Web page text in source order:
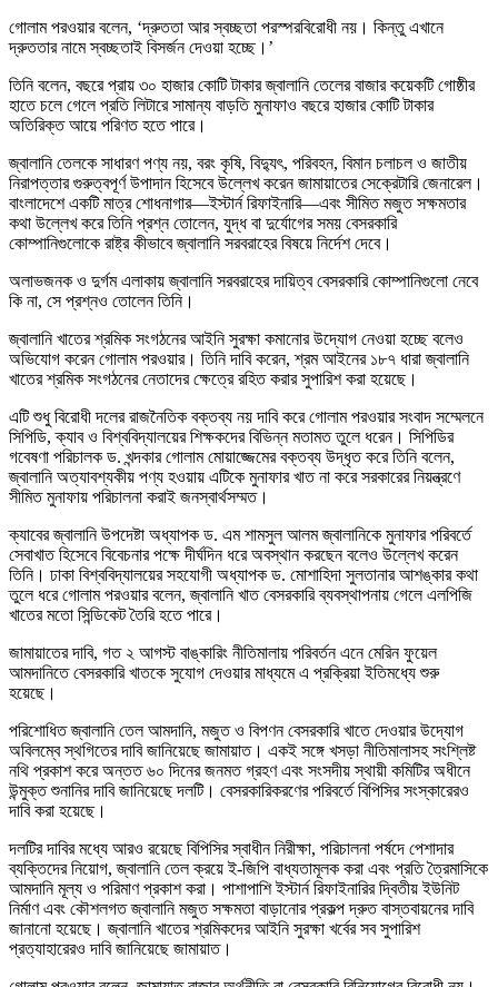
গোলাম পরওয়ার বলেন, ‘দ্রুততা আর স্বচ্ছতা পরস্পরবিরোধী নয়। কিন্তু এখানে
দ্রুততার নামে স্বচ্ছতাই বিসর্জন দেওয়া হচ্ছে।’
তিনি বলেন, বছরে প্রায় ৩০ হাজার কোটি টাকার জ্বালানি তেলের বাজার কয়েকটি গোষ্ঠীর
হাতে চলে গেলে প্রতি লিটারে সামান্য বাড়তি মুনাফাও বছরে হাজার কোটি টাকার
অতিরিক্ত আয়ে পরিণত হতে পারে।
জ্বালানি তেলকে সাধারণ পণ্য নয়, বরং কৃষি, বিদ্যুৎ, পরিবহন, বিমান চলাচল ও জাতীয়
নিরাপত্তার গুরুত্বপূর্ণ উপাদান হিসেবে উল্লেখ করেন জামায়াতের সেক্রেটারি জেনারেল।
বাংলাদেশে একটি মাত্র শোধনাগার—ইস্টার্ন রিফাইনারি—এবং সীমিত মজুত সক্ষমতার
কথা উল্লেখ করে তিনি প্রশ্ন তোলেন, যুদ্ধ বা দুর্যোগের সময় বেসরকারি
কোম্পানিগুলোকে রাষ্ট্র কীভাবে জ্বালানি সরবরাহের বিষয়ে নির্দেশ দেবে।
অলাভজনক ও দুর্গম এলাকায় জ্বালানি সরবরাহের দায়িত্ব বেসরকারি কোম্পানিগুলো নেবে
কি না, সে প্রশ্নও তোলেন তিনি।
জ্বালানি খাতের শ্রমিক সংগঠনের আইনি সুরক্ষা কমানোর উদ্যোগ নেওয়া হচ্ছে বলেও
অভিযোগ করেন গোলাম পরওয়ার। তিনি দাবি করেন, শ্রম আইনের ১৮৭ ধারা জ্বালানি
খাতের শ্রমিক সংগঠনের নেতাদের ক্ষেত্রে রহিত করার সুপারিশ করা হয়েছে।
এটি শুধু বিরোধী দলের রাজনৈতিক বক্তব্য নয় দাবি করে গোলাম পরওয়ার সংবাদ সম্মেলনে
সিপিডি, ক্যাব ও বিশ্ববিদ্যালয়ের শিক্ষকদের বিভিন্ন মতামত তুলে ধরেন। সিপিডির
গবেষণা পরিচালক ড. খন্দকার গোলাম মোয়াজ্জেমের বক্তব্য উদ্ধৃত করে তিনি বলেন,
জ্বালানি অত্যাবশ্যকীয় পণ্য হওয়ায় এটিকে মুনাফার খাত না করে সরকারের নিয়ন্ত্রণে
সীমিত মুনাফায় পরিচালনা করাই জনস্বার্থসম্মত।
ক্যাবের জ্বালানি উপদেষ্টা অধ্যাপক ড. এম শামসুল আলম জ্বালানিকে মুনাফার পরিবর্তে
সেবাখাত হিসেবে বিবেচনার পক্ষে দীর্ঘদিন ধরে অবস্থান করছেন বলেও উল্লেখ করেন
তিনি। ঢাকা বিশ্ববিদ্যালয়ের সহযোগী অধ্যাপক ড. মোশাহিদা সুলতানার আশঙ্কার কথা
তুলে ধরে গোলাম পরওয়ার বলেন, জ্বালানি খাত বেসরকারি ব্যবস্থাপনায় গেলে এলপিজি
খাতের মতো সিন্ডিকেট তৈরি হতে পারে।
জামায়াতের দাবি, গত ২ আগস্ট বাঙ্কারিং নীতিমালায় পরিবর্তন এনে মেরিন ফুয়েল
আমদানিতে বেসরকারি খাতকে সুযোগ দেওয়ার মাধ্যমে এ প্রক্রিয়া ইতিমধ্যে শুরু
হয়েছে।
পরিশোধিত জ্বালানি তেল আমদানি, মজুত ও বিপণন বেসরকারি খাতে দেওয়ার উদ্যোগ
অবিলম্বে স্থগিতের দাবি জানিয়েছে জামায়াত। একই সঙ্গে খসড়া নীতিমালাসহ সংশ্লিষ্ট
নথি প্রকাশ করে অন্তত ৬০ দিনের জনমত গ্রহণ এবং সংসদীয় স্থায়ী কমিটির অধীনে
উন্মুক্ত শুনানির দাবি জানিয়েছে দলটি। বেসরকারিকরণের পরিবর্তে বিপিসির সংস্কারেরও
দাবি করা হয়েছে।
দলটির দাবির মধ্যে আরও রয়েছে বিপিসির স্বাধীন নিরীক্ষা, পরিচালনা পর্ষদে পেশাদার
ব্যক্তিদের নিয়োগ, জ্বালানি তেল ক্রয়ে ই-জিপি বাধ্যতামূলক করা এবং প্রতি ত্রৈমাসিকে
আমদানি মূল্য ও পরিমাণ প্রকাশ করা। পাশাপাশি ইস্টার্ন রিফাইনারির দ্বিতীয় ইউনিট
নির্মাণ এবং কৌশলগত জ্বালানি মজুত সক্ষমতা বাড়ানোর প্রকল্প দ্রুত বাস্তবায়নের দাবি
জানানো হয়েছে। জ্বালানি খাতের শ্রমিকদের আইনি সুরক্ষা খর্বের সব সুপারিশ
প্রত্যাহারেরও দাবি জানিয়েছে জামায়াত।